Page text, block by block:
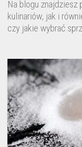
Na blogu
kulinariów, jak i
czy jakie wybrać